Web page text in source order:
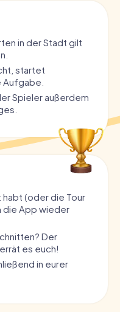
in der Stadt gilt
startet
Spieler außerdem
habt (oder die Tour
die App wieder
Der
es euch!
in eurer